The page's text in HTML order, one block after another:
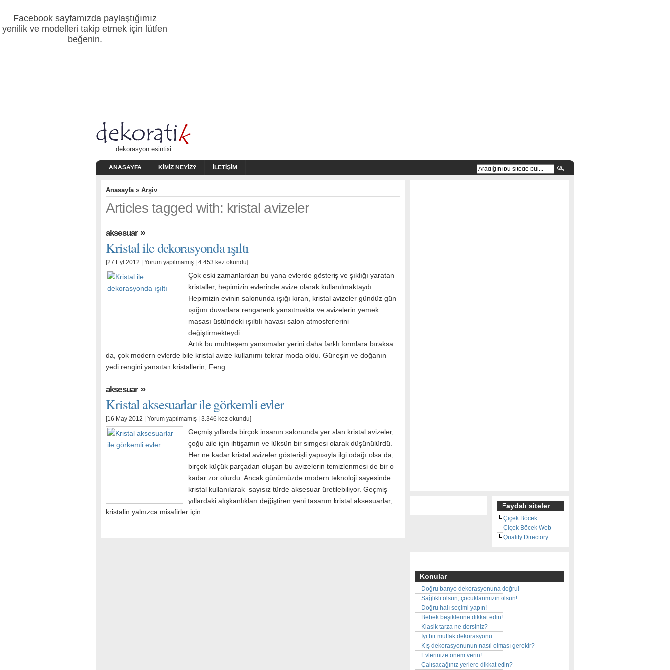
Facebook sayfamızda paylaştığımız
yenilik ve modelleri takip etmek için lütfen
beğenin.
dekorasyon esintisi
ANASAYFA KIMIZ NEYIZ? İLETIŞIM
Anasayfa» Arşiv
Articles tagged with: kristal avizeler
aksesuar»
Kristal ile dekorasyonda ışıltı
[27 Eyl 2012 | Yorum yapılmamış | 4.453 kez okundu]
Çok eski zamanlardan bu yana evlerde gösteriş ve şıklığı yaratan
kristaller, hepimizin evlerinde avize olarak kullanılmaktaydı.
Hepimizin evinin salonunda ışığı kıran, kristal avizeler gündüz gün
ışığını duvarlara rengarenk yansıtmakta ve avizelerin yemek
masası üstündeki ışıltılı havası salon atmosferlerini
değiştirmekteydi.
Artık bu muhteşem yansımalar yerini daha farklı formlara bıraksa
da, çok modern evlerde bile kristal avize kullanımı tekrar moda oldu. Güneşin ve doğanın
yedi rengini yansıtan kristallerin, Feng …
aksesuar»
Kristal aksesuarlar ile görkemli evler
[16 May 2012 | Yorum yapılmamış | 3.346 kez okundu]
Geçmiş yıllarda birçok insanın salonunda yer alan kristal avizeler,
çoğu aile için ihtişamın ve lüksün bir simgesi olarak düşünülürdü.
Her ne kadar kristal avizeler gösterişli yapısıyla ilgi odağı olsa da,
birçok küçük parçadan oluşan bu avizelerin temizlenmesi de bir o
kadar zor olurdu. Ancak günümüzde modern teknoloji sayesinde
kristal kullanılarak sayısız türde aksesuar üretilebiliyor. Geçmiş
yıllardaki alışkanlıkları değiştiren yeni tasarım kristal aksesuarlar,
kristalin yalnızca misafirler için …
Faydalı siteler
Çiçek Böcek
Çiçek Böcek Web
Quality Directory
Konular
Doğru banyo dekorasyonuna doğru!
Sağlıklı olsun, çocuklarımızın olsun!
Doğru halı seçimi yapın!
Bebek beşiklerine dikkat edin!
Klasik tarza ne dersiniz?
İyi bir mutfak dekorasyonu
Kış dekorasyonunun nasıl olması gerekir?
Evlerinize önem verin!
Çalışacağınız yerlere dikkat edin?